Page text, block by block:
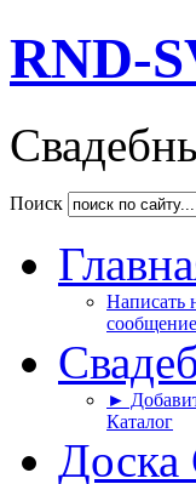
RND-
Поиск
Написать
сообщение
►
Каталог
Доска